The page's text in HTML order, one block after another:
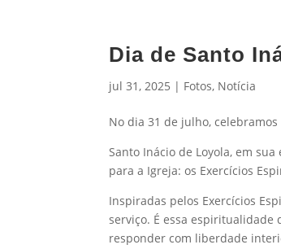
Dia de Santo
jul 31, 2025 | Fotos, Notícia
No dia 31 de julho,
Santo Inácio de Loyola, em
para a Igreja: os Exercícios
Inspiradas pelos Exercícios
serviço. É essa espiritualidade
responder com liberdade